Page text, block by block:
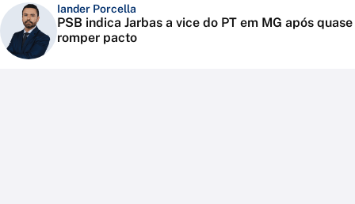
Iander Porcella
PSB indica Jarbas a vice do PT em MG após quase
romper pacto